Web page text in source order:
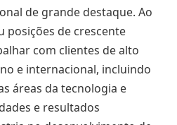
de grande destaque. Ao
posições de crescente
com clientes de alto
e internacional, incluindo
áreas da tecnologia e
e resultados